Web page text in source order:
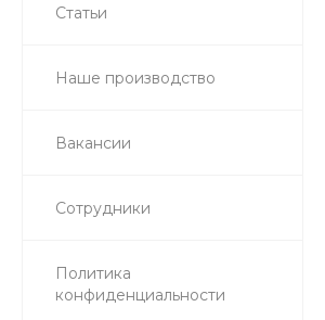
Статьи
Наше производство
Вакансии
Сотрудники
Политика
конфиденциальности